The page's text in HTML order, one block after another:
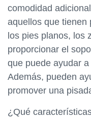
comodidad
aquellos que tienen
los pies planos, los
proporcionar el
que puede ayudar
Además, pueden
promover una
¿Qué